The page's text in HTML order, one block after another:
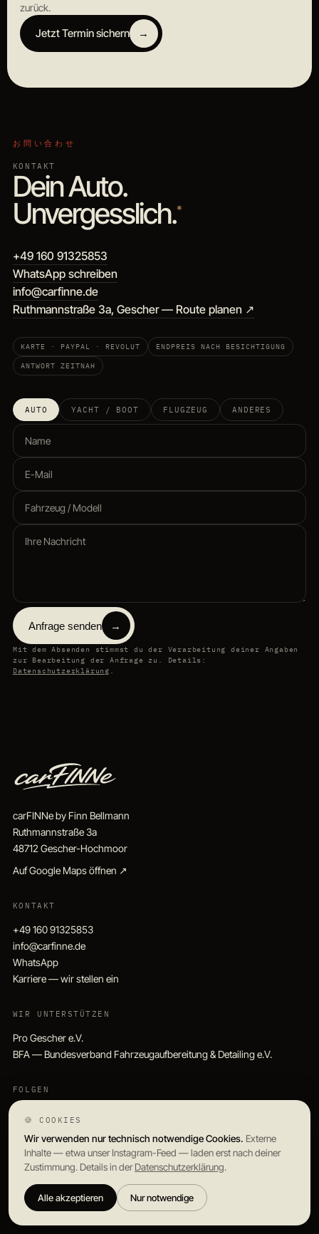
zurück.
Jetzt Termin sichern →
お問い合わせ
KONTAKT
Dein Auto.
Unvergesslich.*
+49 160 91325853
WhatsApp schreiben
info@carfinne.de
Ruthmannstraße 3a, Gescher — Route planen ↗
KARTE · PAYPAL · REVOLUT ENDPREIS NACH BESICHTIGUNG
ANTWORT ZEITNAH
AUTO YACHT / BOOT FLUGZEUG ANDERES
Anfrage senden →
Mit dem Absenden stimmst du der Verarbeitung deiner Angaben
zur Bearbeitung der Anfrage zu. Details:
Datenschutzerklärung .
carFINNe by Finn Bellmann
Ruthmannstraße 3a
48712 Gescher-Hochmoor
Auf Google Maps öffnen ↗
KONTAKT
+49 160 91325853
info@carfinne.de
WhatsApp
Karriere — wir stellen ein
WIR UNTERSTÜTZEN
Pro Gescher e.V.
BFA — Bundesverband Fahrzeugaufbereitung & Detailing e.V.
FOLGEN
Facebook
🍪 COOKIES
Wir verwenden nur technisch notwendige Cookies. Externe
Inhalte — etwa unser Instagram-Feed — laden erst nach deiner
Zustimmung. Details in derDatenschutzerklärung.
Alle akzeptieren Nur notwendige